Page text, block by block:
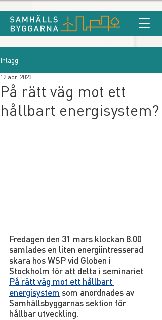
Inlägg
På rätt väg mot ett
hållbart energisystem?
12 apr. 2023
Fredagen den 31 mars klockan 8.00
samlades en liten energiintresserad
skara hos WSP vid Globen i
Stockholm för att delta i seminariet
På rätt väg mot ett hållbart
energisystem som anordnades av
Samhällsbyggarnas sektion för
hållbar utveckling.